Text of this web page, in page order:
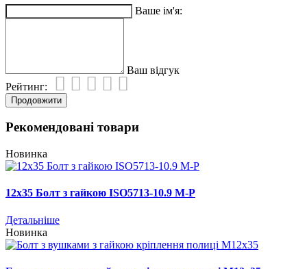
Ваше ім'я:
Ваш відгук
Рейтинг:
Продовжити
Рекомендовані товари
Новинка
12х35 Болт з гайкою ISO5713-10.9 М-Р
Детальніше
Новинка